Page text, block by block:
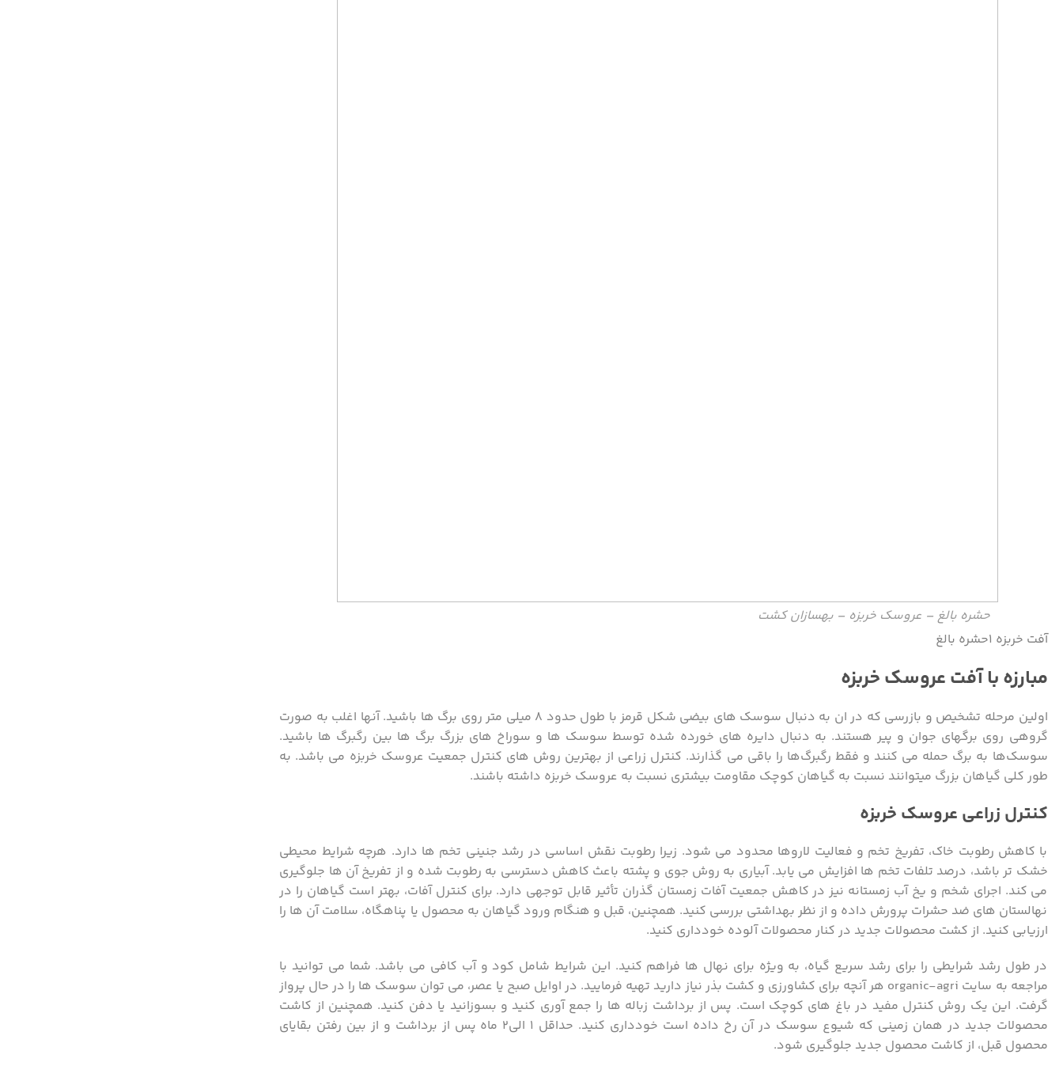
حشره بالغ – عروسک خربزه – بهسازان کشت
آفت خربزه ۱حشره بالغ
مبارزه با آفت عروسک‌ خربزه
اولین مرحله تشخیص و بازرسی که در ان به دنبال سوسک های بیضی شکل قرمز با طول حدود ۸ میلی متر روی برگ ها باشید. آنها اغلب به صورت
گروهی روی برگهای جوان و پیر هستند. به دنبال دایره های خورده شده توسط سوسک ها و سوراخ های بزرگ برگ ها بین رگبرگ ها باشید.
سوسک‌ها به برگ حمله می ‌کنند و فقط رگبرگ‌ها را باقی می ‌گذارند. کنترل زراعی از بهترین روش های کنترل جمعیت عروسک‌ خربزه می باشد. به
طور کلی گیاهان بزرگ میتوانند نسبت به گیاهان کوچک مقاومت بیشتری نسبت به عروسک‌ خربزه داشته باشند.
کنترل زراعی عروسک‌ خربزه
با کاهش رطوبت خاک، تفریخ تخم و فعالیت لاروها محدود می شود. زیرا رطوبت نقش اساسی در رشد جنینی تخم ها دارد. هرچه شرایط محیطی
خشک تر باشد، درصد تلفات تخم ها افزایش می یابد. آبیاری به روش جوی و پشته باعث کاهش دسترسی به رطوبت شده و از تفریخ آن ها جلوگیری
می کند. اجرای شخم و یخ آب زمستانه نیز در کاهش جمعیت آفات زمستان گذران تأثیر قابل توجهی دارد. برای کنترل آفات، بهتر است گیاهان را در
نهالستان های ضد حشرات پرورش داده و از نظر بهداشتی بررسی کنید. همچنین، قبل و هنگام ورود گیاهان به محصول یا پناهگاه، سلامت آن ها را
ارزیابی کنید. از کشت محصولات جدید در کنار محصولات آلوده خودداری کنید.
در طول رشد شرایطی را برای رشد سریع گیاه، به ویژه برای نهال ها فراهم کنید. این شرایط شامل کود و آب کافی می باشد. شما می توانید با
مراجعه به سایت organic-agri هر آنچه برای کشاورزی و کشت بذر نیاز دارید تهیه فرمایید. در اوایل صبح یا عصر، می توان سوسک ها را در حال پرواز
گرفت. این یک روش کنترل مفید در باغ های کوچک است. پس از برداشت زباله ها را جمع آوری کنید و بسوزانید یا دفن کنید. همچنین از کاشت
محصولات جدید در همان زمینی که شیوع سوسک در آن رخ داده است خودداری کنید. حداقل ۱ الی۲ ماه پس از برداشت و از بین رفتن بقایای
محصول قبل، از کاشت محصول جدید جلوگیری شود.